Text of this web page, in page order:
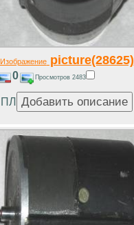
Изображениеpicture(28625)
0 Просмотров 2483
ПЛ